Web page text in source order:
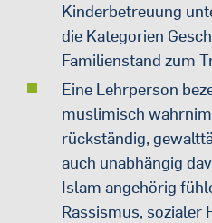
Kinderbetreuung
die Kategorien
Familienstand zum
Eine Lehrperson
muslimisch
rückständig,
auch unabhängig
Islam angehörig
Rassismus, sozialer